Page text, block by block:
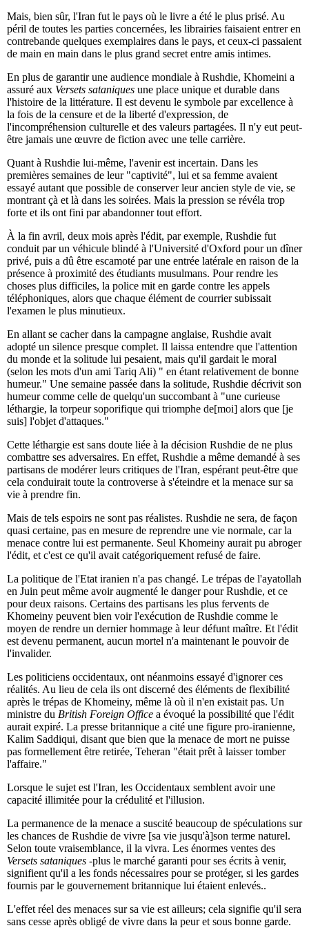
Mais, bien sûr, l'Iran fut le pays où le livre a été le plus prisé. Au
péril de toutes les parties concernées, les librairies faisaient entrer en
contrebande quelques exemplaires dans le pays, et ceux-ci passaient
de main en main dans le plus grand secret entre amis intimes.
En plus de garantir une audience mondiale à Rushdie, Khomeini a
assuré aux Versets sataniques une place unique et durable dans
l'histoire de la littérature. Il est devenu le symbole par excellence à
la fois de la censure et de la liberté d'expression, de
l'incompréhension culturelle et des valeurs partagées. Il n'y eut peut-
être jamais une œuvre de fiction avec une telle carrière.
Quant à Rushdie lui-même, l'avenir est incertain. Dans les
premières semaines de leur "captivité", lui et sa femme avaient
essayé autant que possible de conserver leur ancien style de vie, se
montrant çà et là dans les soirées. Mais la pression se révéla trop
forte et ils ont fini par abandonner tout effort.
À la fin avril, deux mois après l'édit, par exemple, Rushdie fut
conduit par un véhicule blindé à l'Université d'Oxford pour un dîner
privé, puis a dû être escamoté par une entrée latérale en raison de la
présence à proximité des étudiants musulmans. Pour rendre les
choses plus difficiles, la police mit en garde contre les appels
téléphoniques, alors que chaque élément de courrier subissait
l'examen le plus minutieux.
En allant se cacher dans la campagne anglaise, Rushdie avait
adopté un silence presque complet. Il laissa entendre que l'attention
du monde et la solitude lui pesaient, mais qu'il gardait le moral
(selon les mots d'un ami Tariq Ali) " en étant relativement de bonne
humeur." Une semaine passée dans la solitude, Rushdie décrivit son
humeur comme celle de quelqu'un succombant à "une curieuse
léthargie, la torpeur soporifique qui triomphe de[moi] alors que [je
suis] l'objet d'attaques."
Cette léthargie est sans doute liée à la décision Rushdie de ne plus
combattre ses adversaires. En effet, Rushdie a même demandé à ses
partisans de modérer leurs critiques de l'Iran, espérant peut-être que
cela conduirait toute la controverse à s'éteindre et la menace sur sa
vie à prendre fin.
Mais de tels espoirs ne sont pas réalistes. Rushdie ne sera, de façon
quasi certaine, pas en mesure de reprendre une vie normale, car la
menace contre lui est permanente. Seul Khomeiny aurait pu abroger
l'édit, et c'est ce qu'il avait catégoriquement refusé de faire.
La politique de l'Etat iranien n'a pas changé. Le trépas de l'ayatollah
en Juin peut même avoir augmenté le danger pour Rushdie, et ce
pour deux raisons. Certains des partisans les plus fervents de
Khomeiny peuvent bien voir l'exécution de Rushdie comme le
moyen de rendre un dernier hommage à leur défunt maître. Et l'édit
est devenu permanent, aucun mortel n'a maintenant le pouvoir de
l'invalider.
Les politiciens occidentaux, ont néanmoins essayé d'ignorer ces
réalités. Au lieu de cela ils ont discerné des éléments de flexibilité
après le trépas de Khomeiny, même là où il n'en existait pas. Un
ministre du British Foreign Office a évoqué la possibilité que l'édit
aurait expiré. La presse britannique a cité une figure pro-iranienne,
Kalim Saddiqui, disant que bien que la menace de mort ne puisse
pas formellement être retirée, Teheran "était prêt à laisser tomber
l'affaire."
Lorsque le sujet est l'Iran, les Occidentaux semblent avoir une
capacité illimitée pour la crédulité et l'illusion.
La permanence de la menace a suscité beaucoup de spéculations sur
les chances de Rushdie de vivre [sa vie jusqu'à]son terme naturel.
Selon toute vraisemblance, il la vivra. Les énormes ventes des
Versets sataniques -plus le marché garanti pour ses écrits à venir,
signifient qu'il a les fonds nécessaires pour se protéger, si les gardes
fournis par le gouvernement britannique lui étaient enlevés..
L'effet réel des menaces sur sa vie est ailleurs; cela signifie qu'il sera
sans cesse après obligé de vivre dans la peur et sous bonne garde.